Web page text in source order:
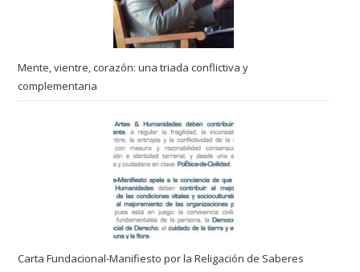
Mente, vientre, corazón: una triada conflictiva y
complementaria
Carta Fundacional-Manifiesto por la Religación de Saberes